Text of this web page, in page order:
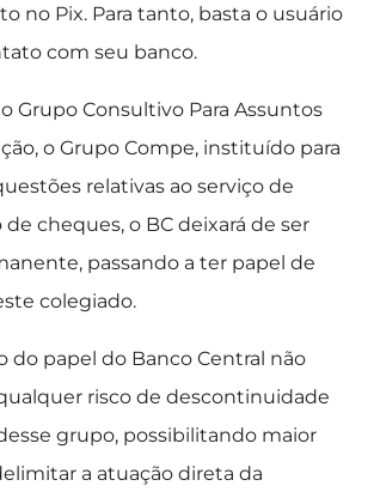
no Pix. Para tanto, basta o usuário
com seu banco.
Grupo Consultivo Para Assuntos
o Grupo Compe, instituído para
relativas ao serviço de
cheques, o BC deixará de ser
passando a ter papel de
colegiado.
do papel do Banco Central não
risco de descontinuidade
grupo, possibilitando maior
a atuação direta da